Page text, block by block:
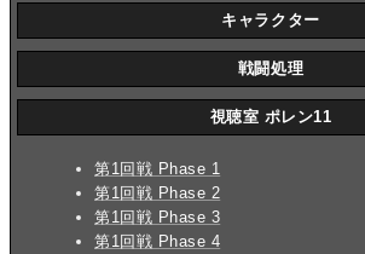
キャラクター
戦闘処理
視聴室 ポレン11
第1回戦 Phase 1
第1回戦 Phase 2
第1回戦 Phase 3
第1回戦 Phase 4